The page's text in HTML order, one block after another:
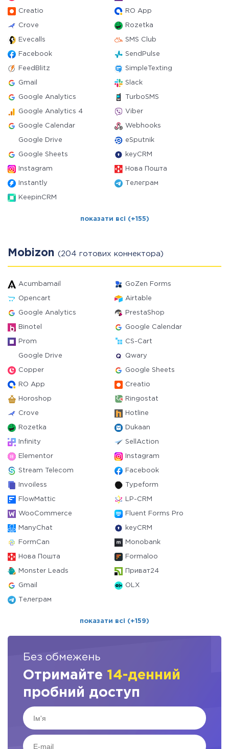
Creatio RO App
Crove Rozetka
Evecalls SMS Club
Facebook SendPulse
FeedBlitz SimpleTexting
Gmail Slack
Google Analytics TurboSMS
Google Analytics 4 Viber
Google Calendar Webhooks
Google Drive eSputnik
Google Sheets keyCRM
Instagram Нова Пошта
Instantly Телеграм
KeepinCRM
показати всі (+155)
Mobizon (204 готових коннектора)
Acumbamail GoZen Forms
Opencart Airtable
Google Analytics PrestaShop
Binotel Google Calendar
Prom CS-Cart
Google Drive Qwary
Copper Google Sheets
RO App Creatio
Horoshop Ringostat
Crove Hotline
Rozetka Dukaan
Infinity SellAction
Elementor Instagram
Stream Telecom Facebook
Invoiless Typeform
FlowMattic LP-CRM
WooCommerce Fluent Forms Pro
ManyChat keyCRM
FormCan Monobank
Нова Пошта Formaloo
Monster Leads Приват24
Gmail OLX
Телеграм
показати всі (+159)
Без обмежень
Отримайте 14-денний
пробний доступ